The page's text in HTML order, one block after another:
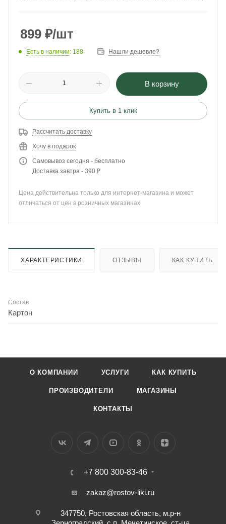
899 ₽/шт
Есть в наличии: 188 Нашли дешевле?
В корзину
Купить в 1 клик
Рассчитать доставку
Хочу в подарок
Самовывоз сегодня - бесплатно
Доставка завтра - 390 ₽
Цена действительна только для интернет-магазина и может
отличаться от цен в розничных магазинах
ХАРАКТЕРИСТИКИ ОТЗЫВЫ КАК КУПИТЬ
Состав
Картон
О КОМПАНИИ УСЛУГИ КАК КУПИТЬ
ПРОИЗВОДИТЕЛИ МАГАЗИНЫ
КОНТАКТЫ
+7 800 300-83-46
zakaz@rostov-liki.ru
347750, Ростовская область, м.р-н